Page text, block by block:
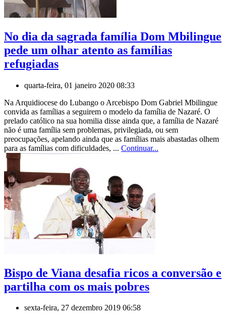
No dia da sagrada família Dom Mbilingue
pede um olhar atento as famílias
refugiadas
quarta-feira, 01 janeiro 2020 08:33
Na Arquidiocese do Lubango o Arcebispo Dom Gabriel Mbilingue
convida as famílias a seguirem o modelo da família de Nazaré. O
prelado católico na sua homilia disse ainda que, a família de Nazaré
não é uma família sem problemas, privilegiada, ou sem
preocupações, apelando ainda que as famílias mais abastadas olhem
para as famílias com dificuldades, ... Continuar...
Bispo de Viana desafia ricos a conversão e
partilha com os mais pobres
sexta-feira, 27 dezembro 2019 06:58